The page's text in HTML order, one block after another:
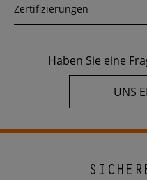
Zertifizierungen
Haben Sie eine
UNS